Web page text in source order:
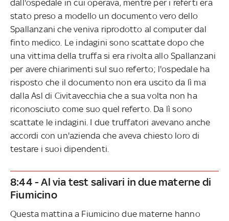
dall'ospedale in cui operava, mentre per i referti era
stato preso a modello un documento vero dello
Spallanzani che veniva riprodotto al computer dal
finto medico. Le indagini sono scattate dopo che
una vittima della truffa si era rivolta allo Spallanzani
per avere chiarimenti sul suo referto; l'ospedale ha
risposto che il documento non era uscito da lì ma
dalla Asl di Civitavecchia che a sua volta non ha
riconosciuto come suo quel referto. Da lì sono
scattate le indagini. I due truffatori avevano anche
accordi con un'azienda che aveva chiesto loro di
testare i suoi dipendenti.
8:44 - Al via test salivari in due materne di
Fiumicino
Questa mattina a Fiumicino due materne hanno